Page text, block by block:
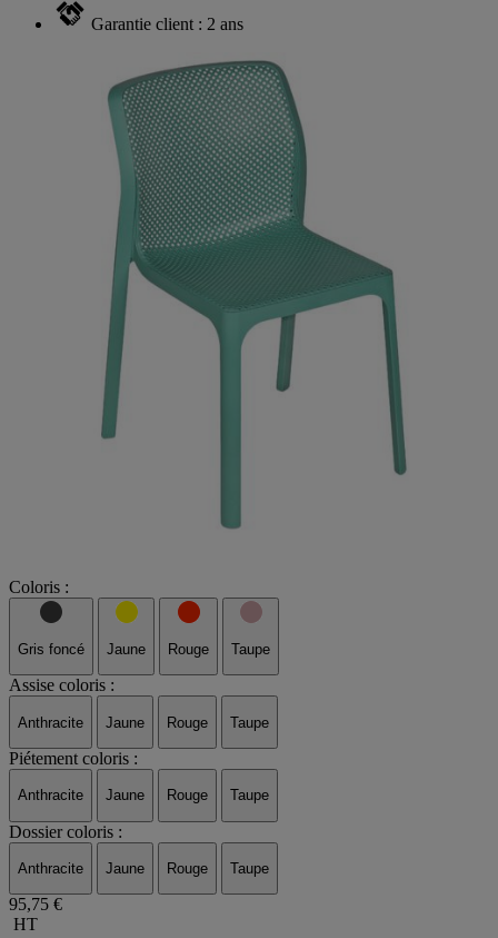
Garantie client : 2 ans
Coloris :
Gris foncé Jaune Rouge Taupe
Assise coloris :
Anthracite Jaune Rouge Taupe
Piétement coloris :
Anthracite Jaune Rouge Taupe
Dossier coloris :
Anthracite Jaune Rouge Taupe
95,75 €
HT